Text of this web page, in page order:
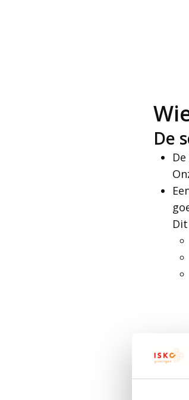
De
De